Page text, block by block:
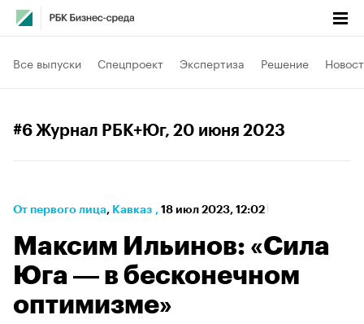
Все выпуски Спецпроект Экспертиза Решение
#6 Журнал РБК+Юг, 20 июня 2023
От первого лица⁠, Кавказ , 18 июл 2023, 12:02
Максим Ильинов: «Сила
Юга ― в бесконечном
оптимизме»